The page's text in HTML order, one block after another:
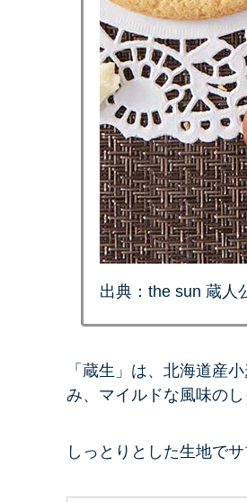
出典：the sun 蔵人
「蔵生」は、北海道産
み、マイルドな風味の
しっとりとした生地で